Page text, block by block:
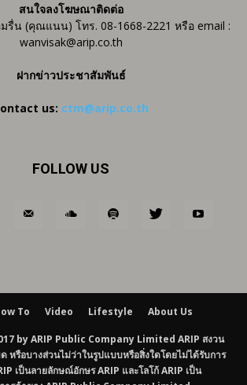
สนใจลงโฆษณาติดต่อ
น (คุณแนน) โทร. 08-1668-2221 หรือ email :
wanvisak@arip.co.th
ฝากข่าวประชาสัมพันธ์
us: ctm@arip.co.th
FOLLOW US
To Video Lifestyle About Us
by ARIP Public Company Limited ARIP สงวน
หรือบางส่วนไม่ว่าในรูปแบบหรือสิ่งใดโดยไม่ได้รับการ
เป็นลายลักษณ์อักษร ARIP และโลโก้ ARIP เป็น